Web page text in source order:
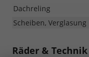
Dachreling
Scheiben, Verglasung
Räder & Technik